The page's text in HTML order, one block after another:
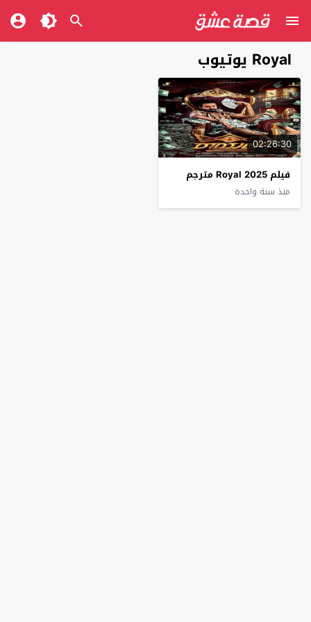
Royal يوتيوب
02:26:30
فيلم Royal 2025 مترجم
منذ سنة واحدة